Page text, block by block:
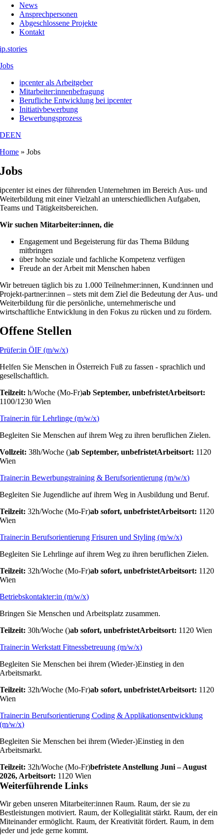
News
Ansprechpersonen
Abgeschlossene Projekte
Kontakt
ip.stories
Jobs
ipcenter als Arbeitgeber
Mitarbeiter:innenbefragung
Berufliche Entwicklung bei ipcenter
Initiativbewerbung
Bewerbungsprozess
DEEN
Home »Jobs
Jobs
ipcenter ist eines der führenden Unternehmen im Bereich Aus- und
Weiterbildung mit einer Vielzahl an unterschiedlichen Aufgaben,
Teams und Tätigkeitsbereichen.
Wir suchen Mitarbeiter:innen, die
Engagement und Begeisterung für das Thema Bildung
mitbringen
über hohe soziale und fachliche Kompetenz verfügen
Freude an der Arbeit mit Menschen haben
Wir betreuen täglich bis zu 1.000 Teilnehmer:innen, Kund:innen und
Projekt-partner:innen – stets mit dem Ziel die Bedeutung der Aus- und
Weiterbildung für die persönliche, unternehmerische und
wirtschaftliche Entwicklung in den Fokus zu rücken und zu fördern.
Offene Stellen
Prüfer:in ÖIF (m/w/x)
Helfen Sie Menschen in Österreich Fuß zu fassen - sprachlich und
gesellschaftlich.
Teilzeit: h/Woche (Mo-Fr)ab September, unbefristetArbeitsort:
1100/1230 Wien
Trainer:in für Lehrlinge (m/w/x)
Begleiten Sie Menschen auf ihrem Weg zu ihren beruflichen Zielen.
Vollzeit: 38h/Woche ()ab September, unbefristetArbeitsort: 1120
Wien
Trainer:in Bewerbungstraining & Berufsorientierung (m/w/x)
Begleiten Sie Jugendliche auf ihrem Weg in Ausbildung und Beruf.
Teilzeit: 32h/Woche (Mo-Fr)ab sofort, unbefristetArbeitsort: 1120
Wien
Trainer:in Berufsorientierung Frisuren und Styling (m/w/x)
Begleiten Sie Lehrlinge auf ihrem Weg zu ihren beruflichen Zielen.
Teilzeit: 32h/Woche (Mo-Fr)ab sofort, unbefristetArbeitsort: 1120
Wien
Betriebskontakter:in (m/w/x)
Bringen Sie Menschen und Arbeitsplatz zusammen.
Teilzeit: 30h/Woche ()ab sofort, unbefristetArbeitsort: 1120 Wien
Trainer:in Werkstatt Fitnessbetreuung (m/w/x)
Begleiten Sie Menschen bei ihrem (Wieder-)Einstieg in den
Arbeitsmarkt.
Teilzeit: 32h/Woche (Mo-Fr)ab sofort, unbefristetArbeitsort: 1120
Wien
Trainer:in Berufsorientierung Coding & Applikationsentwicklung
(m/w/x)
Begleiten Sie Menschen bei ihrem (Wieder-)Einstieg in den
Arbeitsmarkt.
Teilzeit: 32h/Woche (Mo-Fr)befristete Anstellung Juni – August
2026, Arbeitsort: 1120 Wien
Weiterführende Links
Wir geben unseren Mitarbeiter:innen Raum. Raum, der sie zu
Bestleistungen motiviert. Raum, der Kollegialität stärkt. Raum, der ein
Miteinander ermöglicht. Raum, der Kreativität fördert. Raum, in dem
jeder und jede gerne kommt.